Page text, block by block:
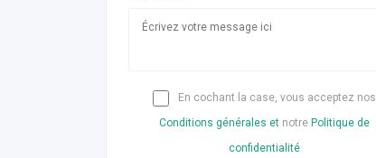
En cochant la case, vous acceptez nos
Conditions générales etnotre Politique de
confidentialité